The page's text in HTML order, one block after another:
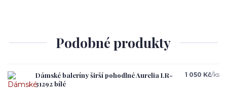
Podobné produkty
Dámské baleríny širší pohodlné Aurelia LR-
31292 bílé
1 050 Kč/ks